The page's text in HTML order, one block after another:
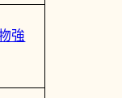
強